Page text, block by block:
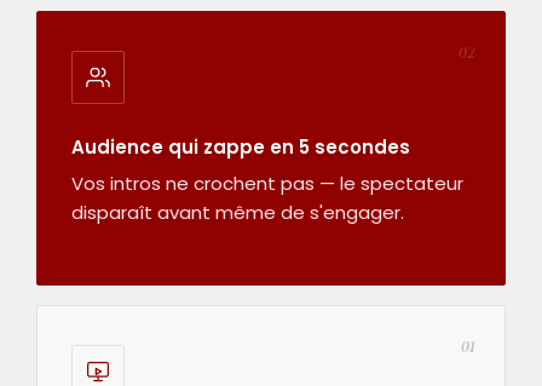
01
02
Audience qui zappe en 5 secondes
Vos intros ne crochent pas — le spectateur
disparaît avant même de s'engager.